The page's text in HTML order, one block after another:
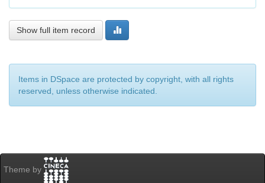
Show full item record
Items in DSpace are protected by copyright, with all rights
reserved, unless otherwise indicated.
Theme by